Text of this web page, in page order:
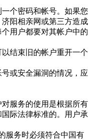
个密码和帐号。如果您
阳相亲网或第三方造成
用户都要对其帐户中的
结束旧的帐户重开一个
或安全漏洞的情况，应
服务的使用是根据所有
际法律标准的。用户承
服务时必须符合中国有